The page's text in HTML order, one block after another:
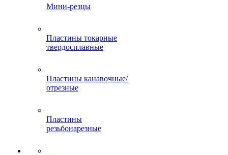
Мини-резцы
Пластины токарные
твердосплавные
Пластины канавочные/
отрезные
Пластины
резьбонарезные